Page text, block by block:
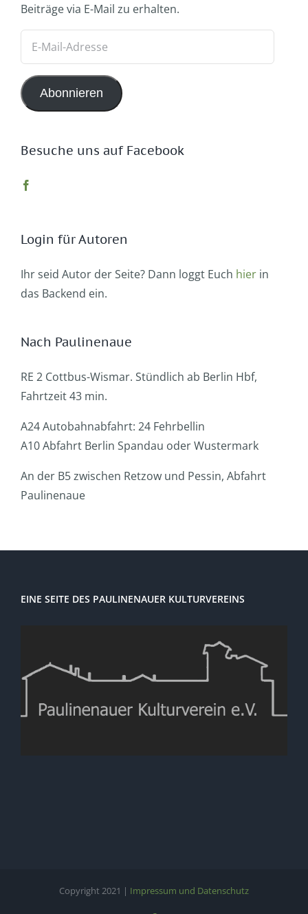
Beiträge via E-Mail zu erhalten.
Adresse
Abonnieren
Besuche uns auf Facebook
Login für Autoren
Ihr seid Autor der Seite? Dann loggt Euch hier in
das Backend ein.
Nach Paulinenaue
RE 2 Cottbus-Wismar. Stündlich ab Berlin Hbf,
Fahrtzeit 43 min.
A24 Autobahnabfahrt: 24 Fehrbellin
A10 Abfahrt Berlin Spandau oder Wustermark
An der B5 zwischen Retzow und Pessin, Abfahrt
Paulinenaue
EINE SEITE DES PAULINENAUER KULTURVEREINS
Copyright 2021 | Impressum und Datenschutz